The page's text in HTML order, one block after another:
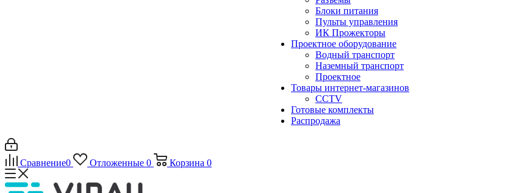
Блоки питания
Пульты управления
ИК Прожекторы
Проектное оборудование
Водный транспорт
Наземный транспорт
Проектное
Товары интернет-магазинов
CCTV
Готовые комплекты
Распродажа
Сравнение0 Отложенные 0 Корзина 0